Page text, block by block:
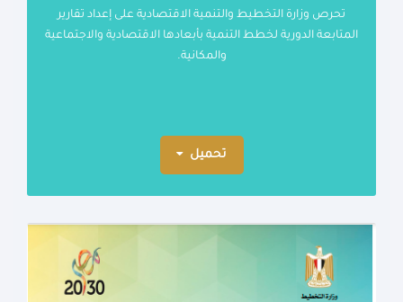
تحرص وزارة التخطيط والتنمية الاقتصادية على إعداد تقارير
المتابعة الدورية لخطط التنمية بأبعادها الاقتصادية والاجتماعية
والمكانية.
تحميل